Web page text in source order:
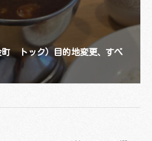
町 トック）目的地変更、すべ